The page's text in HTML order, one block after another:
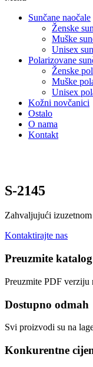
Sunčane naočale
Ženske
Muške
Unisex
Polarizovane
Ženske
Muške
Unisex
Kožni novčanici
Ostalo
O nama
Kontakt
S-2145
Zahvaljujući
Kontaktirajte nas
Preuzmite katalog
Preuzmite PDF verziju
Dostupno odmah
Svi proizvodi su na
Konkurentne